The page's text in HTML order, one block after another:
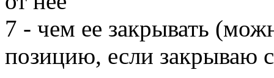
7 - чем ее закрывать
позицию, если закрываю